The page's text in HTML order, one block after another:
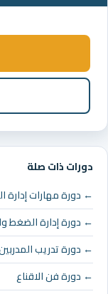
دورات ذات صلة
← دورة مهارات إدارة
← دورة إدارة الضغط
← دورة تدريب
← دورة فن الاقناع